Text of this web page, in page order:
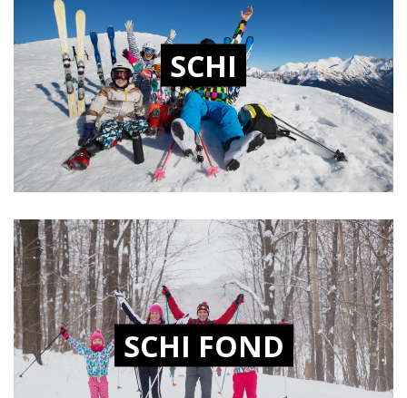
SCHI
SCHI FOND